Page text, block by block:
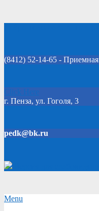
(8412) 52-14-65 - Приемная
Click Here
г. Пенза, ул. Гоголя, 3
pedk@bk.ru
Secondary
Menu